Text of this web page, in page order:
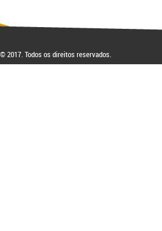
fraude patrimonial: da
respectiva blindagem
© 2017. Todos os direitos reservados.